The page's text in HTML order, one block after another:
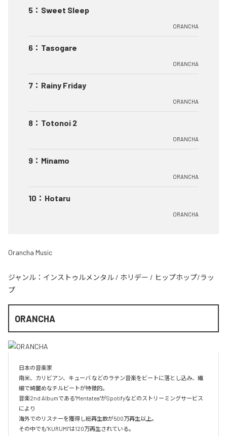
5 ： Sweet Sleep
ORANCHA
6 ： Tasogare
ORANCHA
7 ： Rainy Friday
ORANCHA
8 ： Totonoi 2
ORANCHA
9 ： Minamo
ORANCHA
10 ： Hotaru
ORANCHA
Orancha Music
ジャンル： インストゥルメンタル / ホリデー / ヒップホップ/ラッ
プ
ORANCHA
日本の音楽家
南米、カリビアン、キューバ などのラテン音楽をビートに落とし込み、繊
細で綺麗めなチルビートが特徴的。
音楽2nd Albumである"Mentatea"がSpotifyなどのストリーミングサービス
により
海外でのリスナーを獲得し総再生数が500万再生以上。
その中でも"KURUMI"は120万再生されている。